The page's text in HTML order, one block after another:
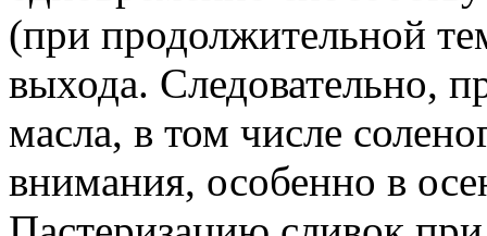
(при продолжительной
выхода. Следовательно,
масла, в том числе
внимания, особенно в